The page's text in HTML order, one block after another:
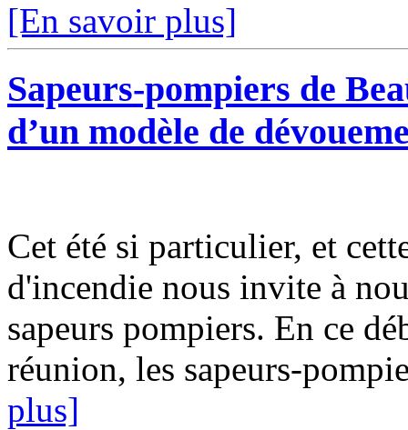
[En savoir plus]
Sapeurs-pompiers de
d’un modèle de
Cet été si particulier, et
d'incendie nous invite à
sapeurs pompiers. En ce
réunion, les sapeurs-
plus]